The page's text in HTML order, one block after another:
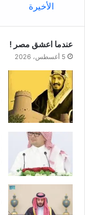
الأخيرة
عندما اعشق مصر !
5 أغسطس، 2026